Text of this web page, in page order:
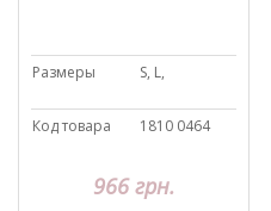
Размеры S, L,
Код товара 1810 0464
966 грн.